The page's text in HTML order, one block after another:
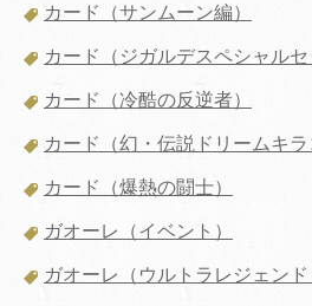
カード（サンムーン編）
カード（ジガルデスペシャルセ
カード（冷酷の反逆者）
カード（幻・伝説ドリームキラ
カード（爆熱の闘士）
ガオーレ（イベント）
ガオーレ（ウルトラレジェンド